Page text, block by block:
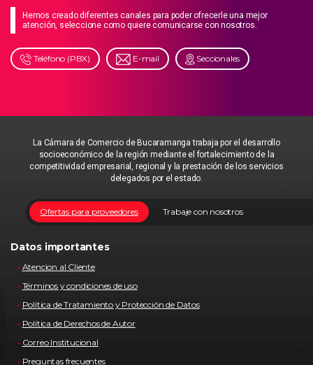
Hemos creado diferentes canales para poder ofrecerle una mejor
atención, seleccione como quiere comunicarse con nosotros.
Teléfono (PBX) E-mail Seccionales
La Cámara de Comercio de Bucaramanga trabaja por el desarrollo
socioeconómico de la región mediante el fortalecimiento de la
competitividad empresarial, regional y la prestación de los servicios
delegados por el estado.
Trabaje con nosotros
Ofertas para proveedores
Datos importantes
Atencion al Cliente
Términos y condiciones de uso
Política de Tratamiento y Protección de Datos
Política de Derechos de Autor
Correo Institucional
Preguntas frecuentes